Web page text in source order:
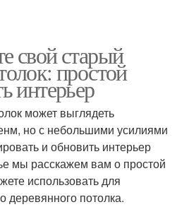
свой старый
простой
интерьер
может выглядеть
но с небольшими усилиями
и обновить интерьер
мы расскажем вам о простой
использовать для
деревянного потолка.